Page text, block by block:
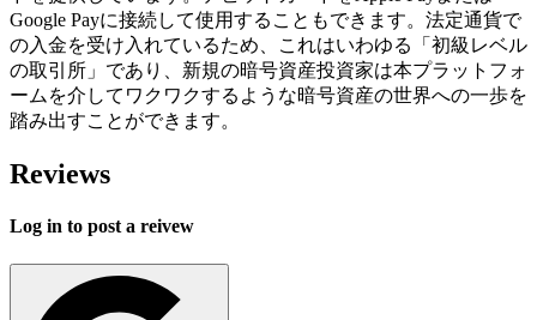
Google Payに接続して使用することもできます。法定通貨で
の入金を受け入れているため、これはいわゆる「初級レベル
の取引所」であり、新規の暗号資産投資家は本プラットフォ
ームを介してワクワクするような暗号資産の世界への一歩を
踏み出すことができます。
Reviews
Log in to post a reivew